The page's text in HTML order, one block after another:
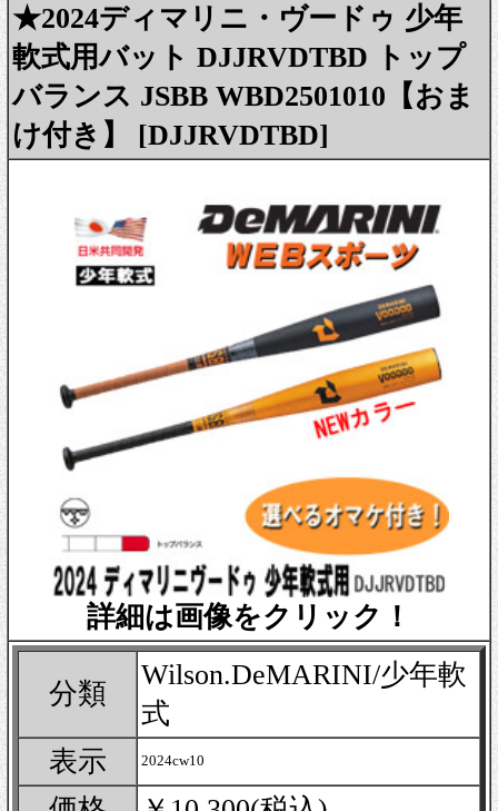
★2024ディマリニ・ヴードゥ 少年
軟式用バット DJJRVDTBD トップ
バランス JSBB WBD2501010【おま
け付き】 [DJJRVDTBD]
詳細は画像をクリック！
分類
Wilson.DeMARINI/少年軟
式
表示
2024cw10